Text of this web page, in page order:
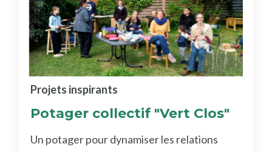
Potager collectif "Vert Clos"
Projets inspirants
Un potager pour dynamiser les relations